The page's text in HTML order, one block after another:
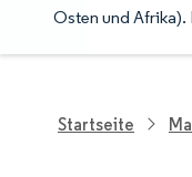
Osten und
Startseite